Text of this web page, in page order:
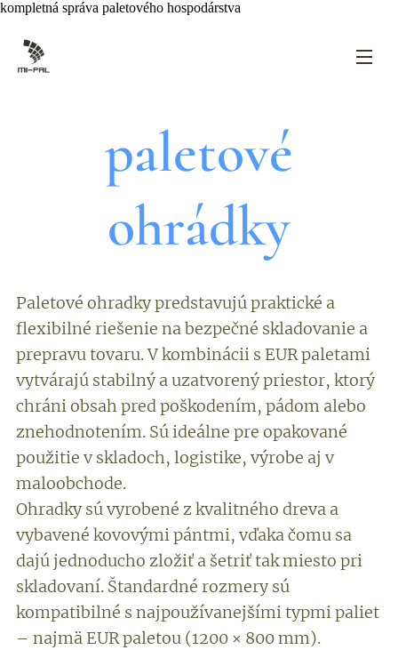
kompletná správa paletového hospodárstva
paletové
ohrádky
Paletové ohradky predstavujú praktické a
flexibilné riešenie na bezpečné skladovanie a
prepravu tovaru. V kombinácii s EUR paletami
vytvárajú stabilný a uzatvorený priestor, ktorý
chráni obsah pred poškodením, pádom alebo
znehodnotením. Sú ideálne pre opakované
použitie v skladoch, logistike, výrobe aj v
maloobchode.
Ohradky sú vyrobené z kvalitného dreva a
vybavené kovovými pántmi, vďaka čomu sa
dajú jednoducho zložiť a šetriť tak miesto pri
skladovaní. Štandardné rozmery sú
kompatibilné s najpoužívanejšími typmi paliet
– najmä EUR paletou (1200 × 800 mm).